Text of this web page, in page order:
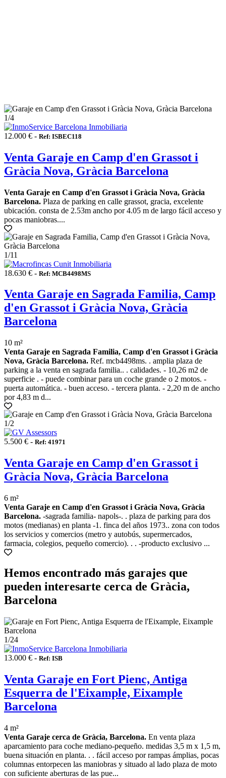
1/4
12.000 € - Ref: ISBEC118
Venta Garaje en Camp d'en Grassot i
Gràcia Nova, Gràcia Barcelona
Venta Garaje en Camp d'en Grassot i Gràcia Nova, Gràcia
Barcelona. Plaza de parking en calle grassot, gracia, excelente
ubicación. consta de 2.53m ancho por 4.05 m de largo fácil acceso y
pocas maniobras....
1/11
18.630 € - Ref: MCB4498MS
Venta Garaje en Sagrada Familia, Camp
d'en Grassot i Gràcia Nova, Gràcia
Barcelona
10 m²
Venta Garaje en Sagrada Familia, Camp d'en Grassot i Gràcia
Nova, Gràcia Barcelona. Ref. mcb4498ms. . amplia plaza de
parking a la venta en sagrada familia.. . calidades. - 10,26 m2 de
superficie . - puede combinar para un coche grande o 2 motos. -
puerta automática. - buen acceso. - tercera planta. - 2,20 m de ancho
por 4,83 m d...
1/2
5.500 € - Ref: 41971
Venta Garaje en Camp d'en Grassot i
Gràcia Nova, Gràcia Barcelona
6 m²
Venta Garaje en Camp d'en Grassot i Gràcia Nova, Gràcia
Barcelona. -sagrada familia- napols-. . plaza de parking para dos
motos (medianas) en planta -1. finca del años 1973.. zona con todos
los servicios y comercios (metro y autobús, supermercados,
farmacia, colegios, pequeño comercio). . . -producto exclusivo ...
Hemos encontrado más garajes que
pueden interesarte cerca de Gràcia,
Barcelona
1/24
13.000 € - Ref: ISB
Venta Garaje en Fort Pienc, Antiga
Esquerra de l'Eixample, Eixample
Barcelona
4 m²
Venta Garaje cerca de Gràcia, Barcelona. En venta plaza
aparcamiento para coche mediano-pequeño. medidas 3,5 m x 1,5 m,
buena situación en planta. . . fácil acceso por rampas ámplias, pocas
columnas entorpecen las maniobras y situado al lado plaza de moto
con suficiente aberturas de las pue...